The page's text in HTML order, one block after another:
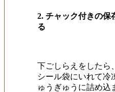
2. チャック付きの保
る
下ごしらえをしたら
シール袋にいれて冷
ゅうぎゅうに詰め込